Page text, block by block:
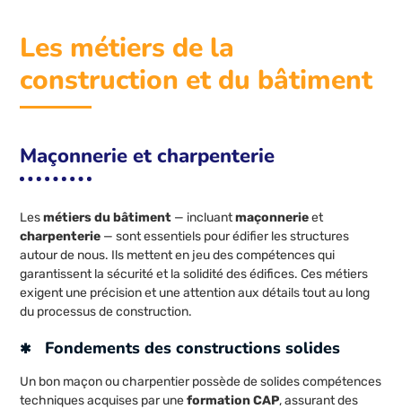
Les métiers de la
construction et du bâtiment
Maçonnerie et charpenterie
Lesmétiers du bâtiment — incluantmaçonnerieet
charpenterie — sont essentiels pour édifier les structures
autour de nous. Ils mettent en jeu des compétences qui
garantissent la sécurité et la solidité des édifices. Ces métiers
exigent une précision et une attention aux détails tout au long
du processus de construction.
Fondements des constructions solides
Un bon maçon ou charpentier possède de solides compétences
techniques acquises par uneformation CAP, assurant des